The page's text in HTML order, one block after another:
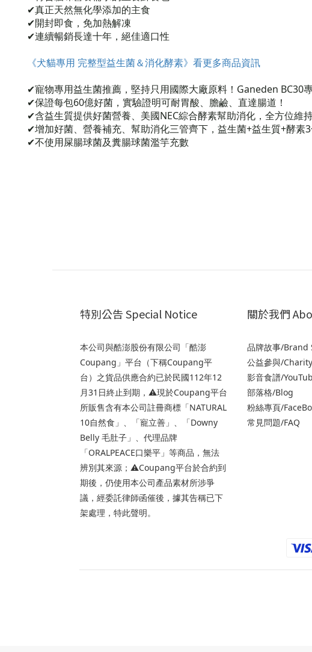
✔真正天然無化學添加的主食
✔開封即食，免加熱解凍
✔連續暢銷長達十年，絕佳適口性
《犬貓專用 完整型益生菌＆消化酵素》看更多商品資訊
✔寵物專用益生菌推薦，堅持只用國際大廠原料！Ganeden BC30
✔保證每包60億好菌，實驗證明可耐胃酸、膽鹼、直達腸道！
✔含益生質提供好菌營養、美國NEC綜合酵素幫助消化，全方位維
✔增加好菌、營養補充、幫助消化三管齊下，益生菌+益生質+酵素
✔不使用屎腸球菌及糞腸球菌濫竽充數
特別公告 Special Notice
本公司與酷澎股份有限公司「酷澎
Coupang」平台（下稱Coupang平
台）之貨品供應合約已於民國112年12
月31日終止到期，⚠️現於Coupang平台
所販售含有本公司註冊商標「NATURAL
10自然食」、「寵立善」、「Downy
Belly 毛肚子」、代理品牌
「ORALPEACE口樂平」等商品，無法
辨別其來源；⚠️Coupang平台於合約到
期後，仍使用本公司產品素材所涉爭
議，經委託律師函催後，據其告稱已下
架處理，特此聲明。
關於我們
品牌故事/Brand
公益參與/Charity
影音食譜/
部落格/Blog
粉絲專頁/
常見問題/FAQ